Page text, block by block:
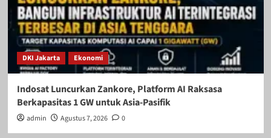
DKI Jakarta Ekonomi
Indosat Luncurkan Zankore, Platform AI Raksasa
Berkapasitas 1 GW untuk Asia-Pasifik
admin Agustus 7, 2026 0